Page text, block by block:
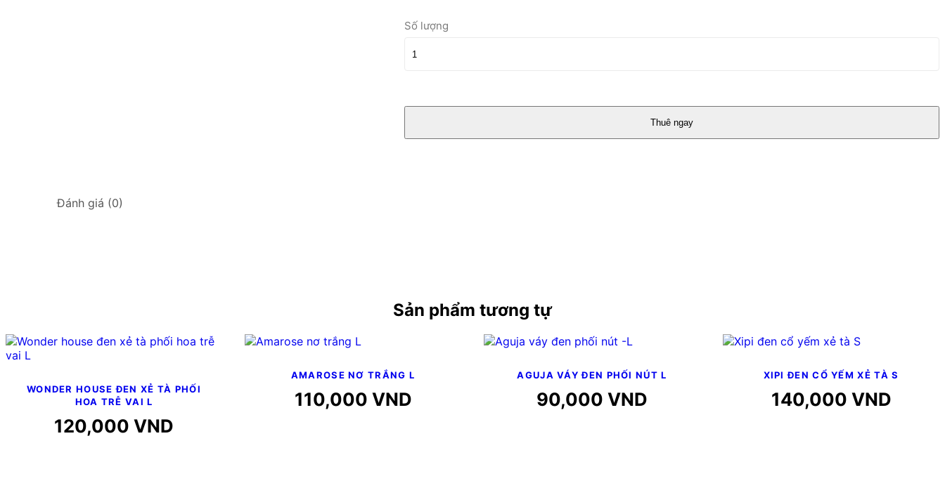
Số lượng
Thuê ngay
Đánh giá (0)
Sản phẩm tương tự
WONDER HOUSE ĐEN XẺ TÀ PHỐI
HOA TRỄ VAI L
120,000 VND
AMAROSE NƠ TRẮNG L
110,000 VND
AGUJA VÁY ĐEN PHỐI NÚT L
90,000 VND
XIPI ĐEN CỔ YẾM XẺ TÀ S
140,000 VND